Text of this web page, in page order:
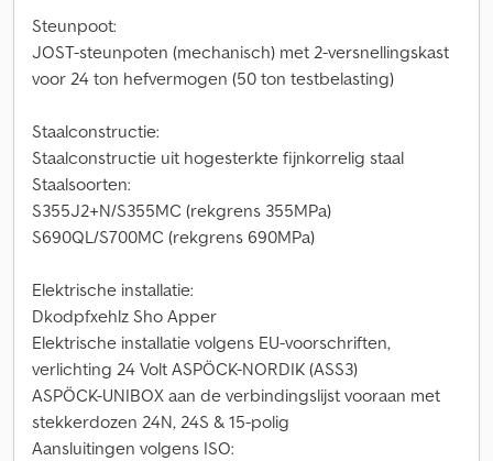
Steunpoot:
JOST-steunpoten (mechanisch) met 2-versnellingskast
voor 24 ton hefvermogen (50 ton testbelasting)
Staalconstructie:
Staalconstructie uit hogesterkte fijnkorrelig staal
Staalsoorten:
S355J2+N/S355MC (rekgrens 355MPa)
S690QL/S700MC (rekgrens 690MPa)
Elektrische installatie:
Dkodpfxehlz Sho Apper
Elektrische installatie volgens EU-voorschriften,
verlichting 24 Volt ASPÖCK-NORDIK (ASS3)
ASPÖCK-UNIBOX aan de verbindingslijst vooraan met
stekkerdozen 24N, 24S & 15-polig
Aansluitingen volgens ISO: